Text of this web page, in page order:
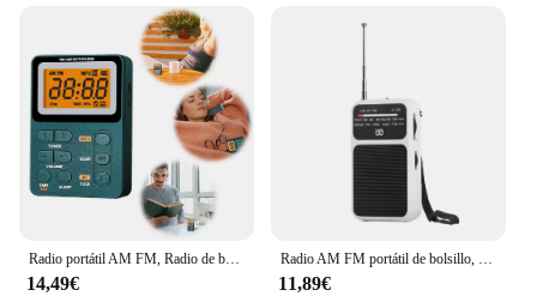
Radio portátil AM FM, Radio de bolsillo recargable con la mejor reproducción Digital de recepción con auricular estéreo MP3, pantalla LCD para regalo
14,49€
Radio AM FM portátil de bolsillo, altavoz incorporado, Radio estéreo de 2 bandas con conector para auriculares de 3,5mm, Radio con puntero para caminar en casa para personas mayores
11,89€